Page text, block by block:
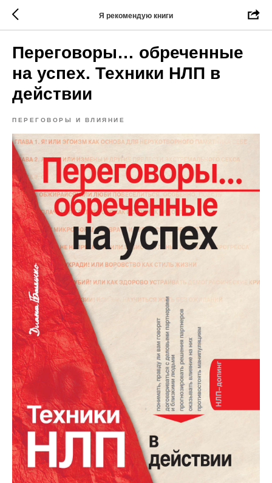
Я рекомендую книги
Переговоры… обреченные
на успех. Техники НЛП в
действии
ПЕРЕГОВОРЫ И ВЛИЯНИЕ